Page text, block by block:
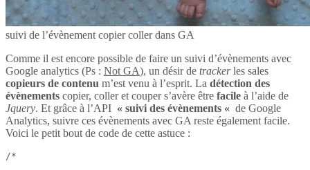
suivi de l’évènement copier coller dans GA
Comme il est encore possible de faire un suivi d’évènements avec
Google analytics (Ps : Not GA), un désir de trackerles sales
copieurs de contenu m’est venu à l’esprit. La détection des
évènements copier, coller et couper s’avère être facile à l’aide de
Jquery. Et grâce à l’API « suivi des évènements « de Google
Analytics, suivre ces évènements avec GA reste également facile.
Voici le petit bout de code de cette astuce :
/*